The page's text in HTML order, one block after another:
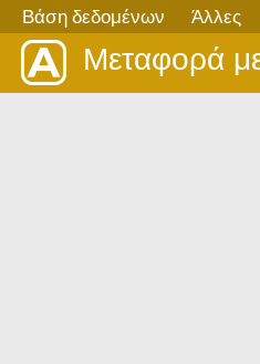
Βάση δεδομένων Άλλες
Μεταφορά